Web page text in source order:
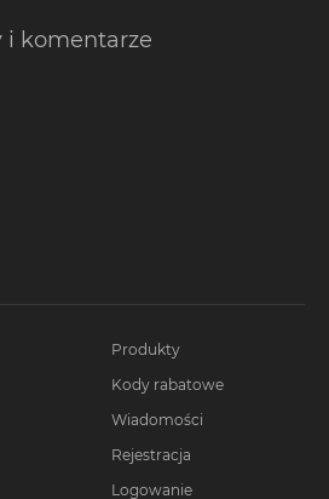
i komentarze
Produkty
Kody rabatowe
Wiadomości
Rejestracja
Logowanie